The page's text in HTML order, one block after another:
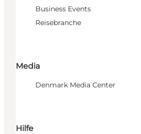
Business Events
Reisebranche
Media
Denmark Media Center
Hilfe